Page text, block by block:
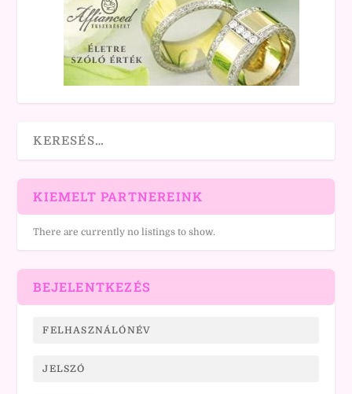
KIEMELT PARTNEREINK
There are currently no listings to show.
BEJELENTKEZÉS